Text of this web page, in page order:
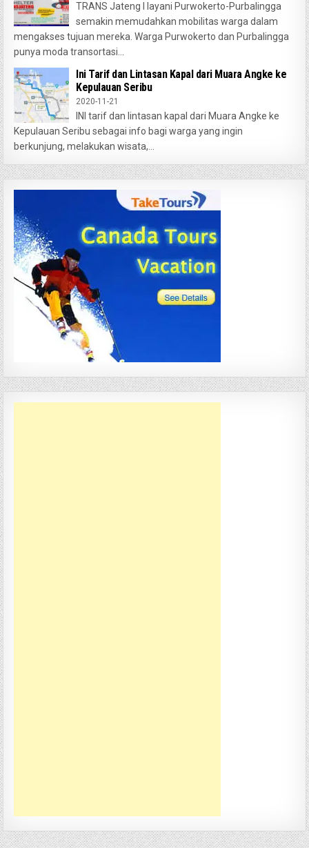
TRANS Jateng I layani Purwokerto-Purbalingga
semakin memudahkan mobilitas warga dalam
mengakses tujuan mereka. Warga Purwokerto dan Purbalingga
punya moda transortasi...
Ini Tarif dan Lintasan Kapal dari Muara Angke ke
Kepulauan Seribu
2020-11-21
INI tarif dan lintasan kapal dari Muara Angke ke
Kepulauan Seribu sebagai info bagi warga yang ingin
berkunjung, melakukan wisata,...